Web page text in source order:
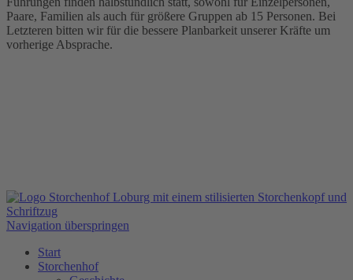
Paare, Familien als auch für größere Gruppen ab 15 Personen. Bei
Letzteren bitten wir für die bessere Planbarkeit unserer Kräfte um
vorherige Absprache.
Navigation überspringen
Start
Storchenhof